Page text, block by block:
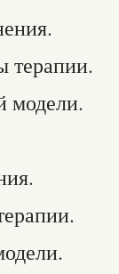
терапии.
модели.